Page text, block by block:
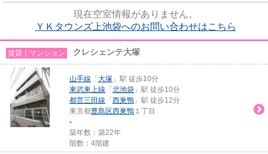
現在空室情報がありません。
ＹＫタウンズ上池袋へのお問い合わせはこちら
賃貸｜マンション クレシェンテ大塚
山手線 「 大塚 」駅 徒歩10分
東武東上線 「 北池袋 」駅 徒歩10分
都営三田線 「 西巣鴨 」駅 徒歩12分
東京都豊島区西巣鴨 １丁目
-
築年数：築22年
階数：4階建